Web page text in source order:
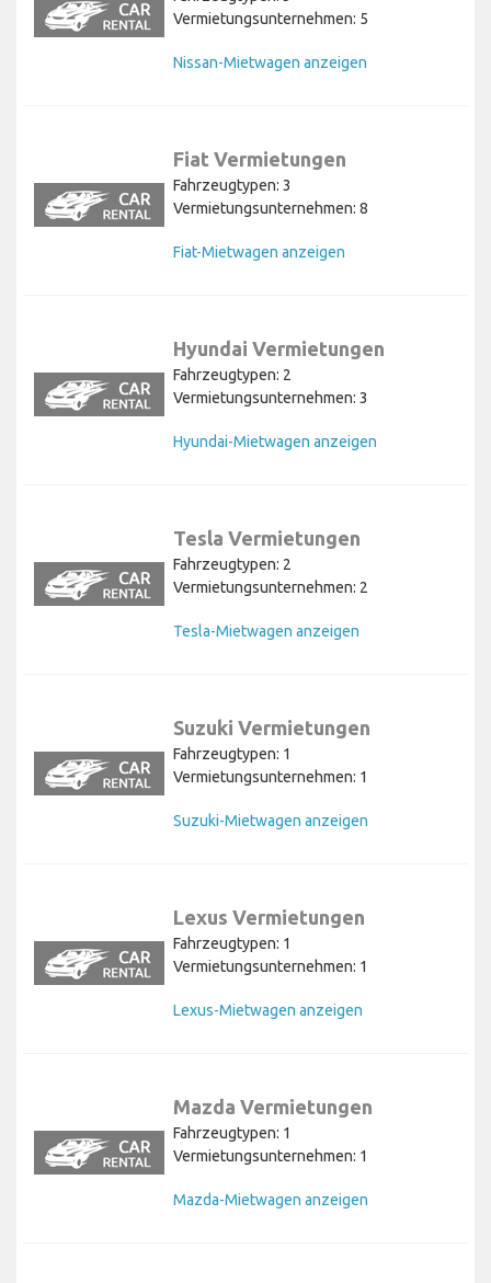
Vermietungsunternehmen: 5
Nissan-Mietwagen anzeigen
Fiat Vermietungen
Fahrzeugtypen: 3
Vermietungsunternehmen: 8
Fiat-Mietwagen anzeigen
Hyundai Vermietungen
Fahrzeugtypen: 2
Vermietungsunternehmen: 3
Hyundai-Mietwagen anzeigen
Tesla Vermietungen
Fahrzeugtypen: 2
Vermietungsunternehmen: 2
Tesla-Mietwagen anzeigen
Suzuki Vermietungen
Fahrzeugtypen: 1
Vermietungsunternehmen: 1
Suzuki-Mietwagen anzeigen
Lexus Vermietungen
Fahrzeugtypen: 1
Vermietungsunternehmen: 1
Lexus-Mietwagen anzeigen
Mazda Vermietungen
Fahrzeugtypen: 1
Vermietungsunternehmen: 1
Mazda-Mietwagen anzeigen